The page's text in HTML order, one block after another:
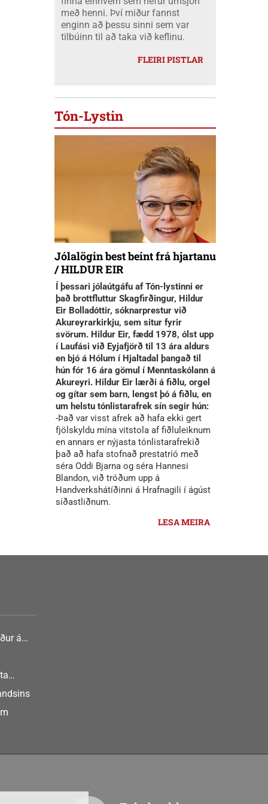
með henni. Því miður fannst
enginn að þessu sinni sem var
tilbúinn til að taka við keflinu.
FLEIRI PISTLAR
Tón-Lystin
Jólalögin best beint frá hjartanu
/ HILDUR EIR
Í þessari jólaútgáfu af Tón-lystinni er
það brottfluttur Skagfirðingur, Hildur
Eir Bolladóttir, sóknarprestur við
Akureyrarkirkju, sem situr fyrir
svörum. Hildur Eir, fædd 1978, ólst upp
í Laufási við Eyjafjörð til 13 ára aldurs
en bjó á Hólum í Hjaltadal þangað til
hún fór 16 ára gömul í Menntaskólann á
Akureyri. Hildur Eir lærði á fiðlu, orgel
og gítar sem barn, lengst þó á fiðlu, en
um helstu tónlistarafrek sín segir hún:
-Það var visst afrek að hafa ekki gert
fjölskyldu mína vitstola af fiðluleiknum
en annars er nýjasta tónlistarafrekið
það að hafa stofnað prestatríó með
séra Oddi Bjarna og séra Hannesi
Blandon, við tróðum upp á
Handverkshátíðinni á Hrafnagili í ágúst
síðastliðnum.
LESA MEIRA
á